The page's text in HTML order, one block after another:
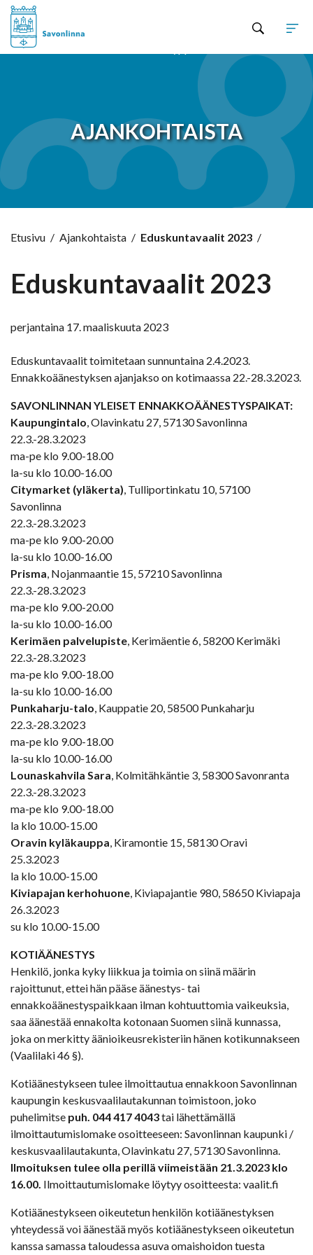
AJANKOHTAISTA
Etusivu / Ajankohtaista / Eduskuntavaalit 2023 /
Eduskuntavaalit 2023
perjantaina 17. maaliskuuta 2023
Eduskuntavaalit toimitetaan sunnuntaina 2.4.2023.
Ennakkoäänestyksen ajanjakso on kotimaassa 22.-28.3.2023.
SAVONLINNAN YLEISET ENNAKKOÄÄNESTYSPAIKAT:
Kaupungintalo, Olavinkatu 27, 57130 Savonlinna
22.3.-28.3.2023
ma-pe klo 9.00-18.00
la-su klo 10.00-16.00
Citymarket (yläkerta), Tulliportinkatu 10, 57100
Savonlinna
22.3.-28.3.2023
ma-pe klo 9.00-20.00
la-su klo 10.00-16.00
Prisma, Nojanmaantie 15, 57210 Savonlinna
22.3.-28.3.2023
ma-pe klo 9.00-20.00
la-su klo 10.00-16.00
Kerimäen palvelupiste, Kerimäentie 6, 58200 Kerimäki
22.3.-28.3.2023
ma-pe klo 9.00-18.00
la-su klo 10.00-16.00
Punkaharju-talo, Kauppatie 20, 58500 Punkaharju
22.3.-28.3.2023
ma-pe klo 9.00-18.00
la-su klo 10.00-16.00
Lounaskahvila Sara, Kolmitähkäntie 3, 58300 Savonranta
22.3.-28.3.2023
ma-pe klo 9.00-18.00
la klo 10.00-15.00
Oravin kyläkauppa, Kiramontie 15, 58130 Oravi
25.3.2023
la klo 10.00-15.00
Kiviapajan kerhohuone, Kiviapajantie 980, 58650 Kiviapaja
26.3.2023
su klo 10.00-15.00
KOTIÄÄNESTYS
Henkilö, jonka kyky liikkua ja toimia on siinä määrin
rajoittunut, ettei hän pääse äänestys- tai
ennakkoäänestyspaikkaan ilman kohtuuttomia vaikeuksia,
saa äänestää ennakolta kotonaan Suomen siinä kunnassa,
joka on merkitty äänioikeusrekisteriin hänen kotikunnakseen
(Vaalilaki 46 §).
Kotiäänestykseen tulee ilmoittautua ennakkoon Savonlinnan
kaupungin keskusvaalilautakunnan toimistoon, joko
puhelimitse puh. 044 417 4043tai lähettämällä
ilmoittautumislomake osoitteeseen: Savonlinnan kaupunki /
keskusvaalilautakunta, Olavinkatu 27, 57130 Savonlinna.
Ilmoituksen tulee olla perillä viimeistään 21.3.2023 klo
16.00. Ilmoittautumislomake löytyy osoitteesta: vaalit.fi
Kotiäänestykseen oikeutetun henkilön kotiäänestyksen
yhteydessä voi äänestää myös kotiäänestykseen oikeutetun
kanssa samassa taloudessa asuva omaishoidon tuesta